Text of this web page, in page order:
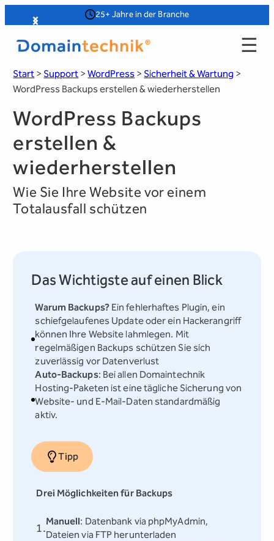
Inhalt
springen
in der Branche „Top Rated Company
Slide 3 of 4
☰
Start > Support >WordPress > Sicherheit & Wartung >
WordPress Backups erstellen & wiederherstellen
WordPress Backups
erstellen &
wiederherstellen
Wie Sie Ihre Website vor einem
Totalausfall schützen
Das Wichtigste auf einen Blick
Warum Backups?Ein fehlerhaftes Plugin, ein
schiefgelaufenes Update oder ein Hackerangriff
können Ihre Website lahmlegen. Mit
regelmäßigen Backups schützen Sie sich
zuverlässig vor Datenverlust
Auto-Backups: Bei allen Domaintechnik
Hosting-Paketen ist eine tägliche Sicherung von
Website- und E-Mail-Daten standardmäßig
aktiv.
Tipp
Drei Möglichkeiten für Backups
Manuell: Datenbank via phpMyAdmin,
Dateien via FTP herunterladen